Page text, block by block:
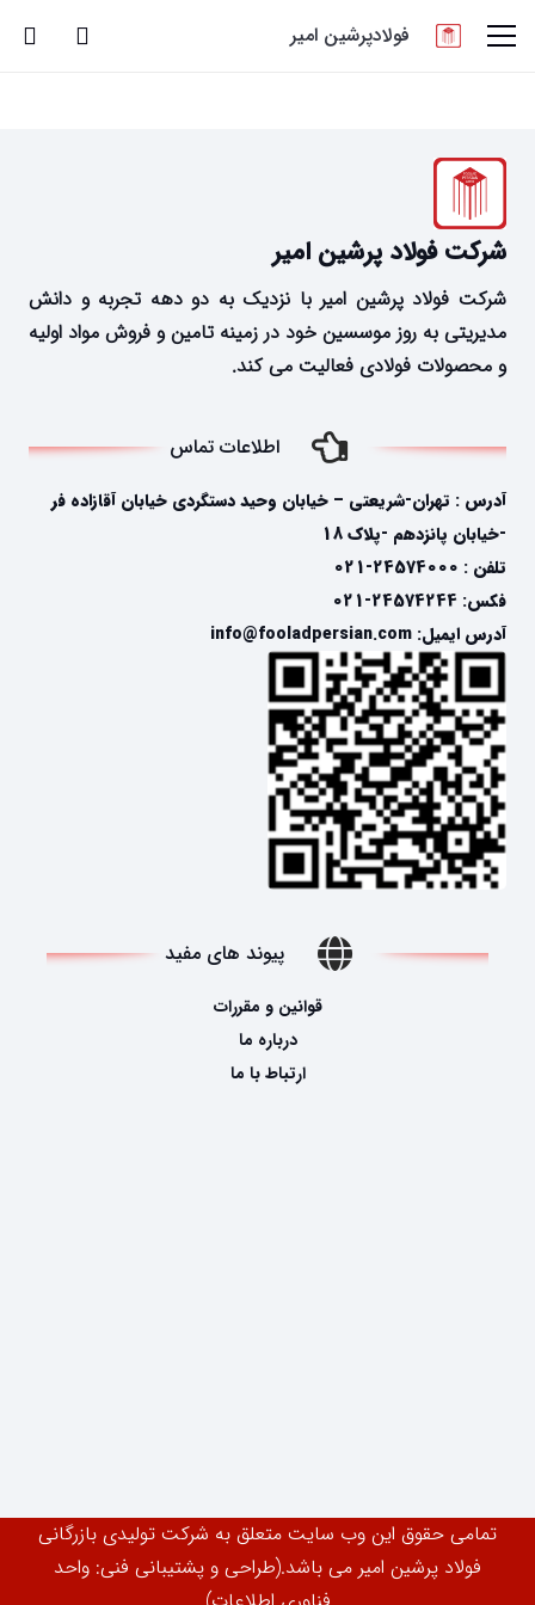
فولادپرشین امیر
شرکت فولاد پرشین امیر
شرکت فولاد پرشین امیر با نزدیک به دو دهه تجربه و دانش
مدیریتی به روز موسسین خود در زمینه تامین و فروش مواد اولیه
و محصولات فولادی فعالیت می کند.
اطلاعات تماس
آدرس : تهران-شریعتی – خیابان وحید دستگردی خیابان آقازاده فر
-خیابان پانزدهم -پلاک 18
تلفن : 24574000-021
فکس: 24574244-021
آدرس ایمیل: info@fooladpersian.com
پیوند های مفید
قوانین و مقررات
درباره ما
ارتباط با ما
تمامی حقوق این وب سایت متعلق به شرکت تولیدی بازرگانی
فولاد پرشین امیر می باشد.(طراحی و پشتیبانی فنی: واحد